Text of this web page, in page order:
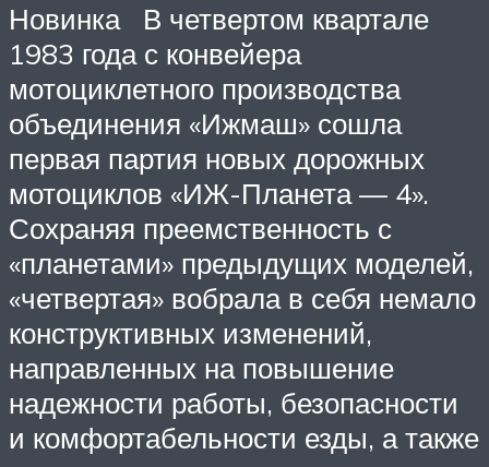
Новинка В четвертом квартале
1983 года с конвейера
мотоциклетного производства
объединения «Ижмаш» сошла
первая партия новых дорожных
мотоциклов «ИЖ-Планета — 4».
Сохраняя преемственность с
«планетами» предыдущих моделей,
«четвертая» вобрала в себя немало
конструктивных изменений,
направленных на повышение
надежности работы, безопасности
и комфортабельности езды, а также